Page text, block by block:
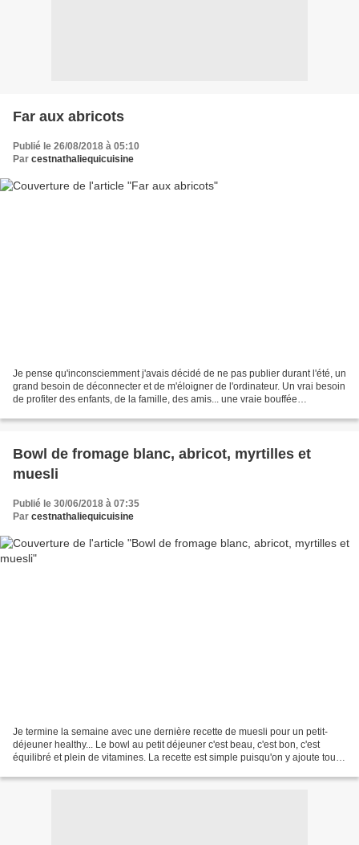
Far aux abricots
Publié le 26/08/2018 à 05:10
Par cestnathaliequicuisine
Je pense qu'inconsciemment j'avais décidé de ne pas publier durant l'été, un
grand besoin de déconnecter et de m'éloigner de l'ordinateur. Un vrai besoin
de profiter des enfants, de la famille, des amis... une vraie bouffée
Bowl de fromage blanc, abricot, myrtilles et
muesli
Publié le 30/06/2018 à 07:35
Par cestnathaliequicuisine
Je termine la semaine avec une dernière recette de muesli pour un petit-
déjeuner healthy... Le bowl au petit déjeuner c'est beau, c'est bon, c'est
équilibré et plein de vitamines. La recette est simple puisqu'on y ajoute tout